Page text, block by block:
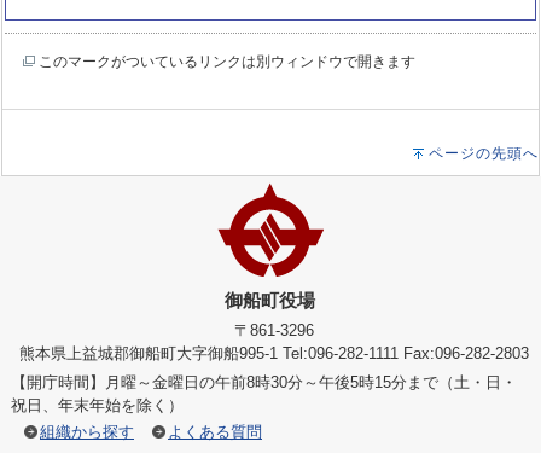
このマークがついているリンクは別ウィンドウで開きます
ページの先頭へ
御船町役場
〒861-3296
熊本県上益城郡御船町大字御船995-1 Tel:096-282-1111 Fax:096-282-2803
【開庁時間】月曜～金曜日の午前8時30分～午後5時15分まで（土・日・
祝日、年末年始を除く）
組織から探す
よくある質問